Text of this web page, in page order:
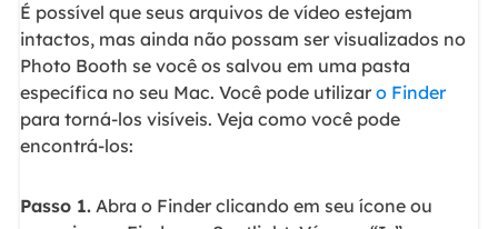
É possível que seus arquivos de vídeo estejam
intactos, mas ainda não possam ser visualizados no
Photo Booth se você os salvou em uma pasta
específica no seu Mac. Você pode utilizar o Finder
para torná-los visíveis. Veja como você pode
encontrá-los:
Passo 1.Abra o Finder clicando em seu ícone ou